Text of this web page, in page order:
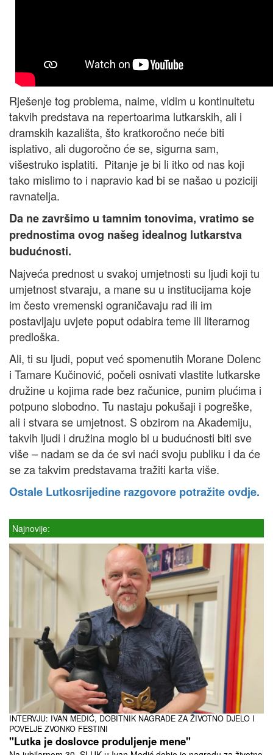
Rješenje tog problema, naime, vidim u kontinuitetu
takvih predstava na repertoarima lutkarskih, ali i
dramskih kazališta, što kratkoročno neće biti
isplativo, ali dugoročno će se, sigurna sam,
višestruko isplatiti. Pitanje je bi li itko od nas koji
tako mislimo to i napravio kad bi se našao u poziciji
ravnatelja.
Da ne završimo u tamnim tonovima, vratimo se
prednostima ovog našeg idealnog lutkarstva
budućnosti.
Najveća prednost u svakoj umjetnosti su ljudi koji tu
umjetnost stvaraju, a mane su u institucijama koje
im često vremenski ograničavaju rad ili im
postavljaju uvjete poput odabira teme ili literarnog
predloška.
Ali, ti su ljudi, poput već spomenutih Morane Dolenc
i Tamare Kučinović, počeli osnivati vlastite lutkarske
družine u kojima rade bez računice, punim plućima i
potpuno slobodno. Tu nastaju pokušaji i pogreške,
ali i stvara se umjetnost. S obzirom na Akademiju,
takvih ljudi i družina moglo bi u budućnosti biti sve
više – nadam se da će svi naći svoju publiku i da će
se za takvim predstavama tražiti karta više.
Ostale Lutkosrijedine razgovore potražite ovdje.
Najnovije:
INTERVJU: IVAN MEDIĆ, DOBITNIK NAGRADE ZA ŽIVOTNO DJELO I
POVELJE ZVONKO FESTINI
"Lutka je doslovce produljenje mene"